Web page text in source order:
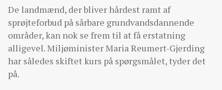
De landmænd, der bliver hårdest ramt af
sprøjteforbud på sårbare grundvandsdannende
områder, kan nok se frem til at få erstatning
alligevel. Miljøminister Maria Reumert-Gjerding
har således skiftet kurs på spørgsmålet, tyder det
på.